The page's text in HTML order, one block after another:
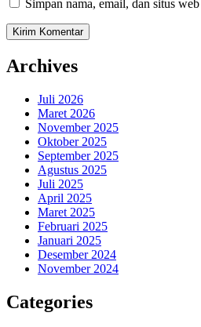
Simpan nama, email, dan situs
Archives
Juli 2026
Maret 2026
November 2025
Oktober 2025
September 2025
Agustus 2025
Juli 2025
April 2025
Maret 2025
Februari 2025
Januari 2025
Desember 2024
November 2024
Categories